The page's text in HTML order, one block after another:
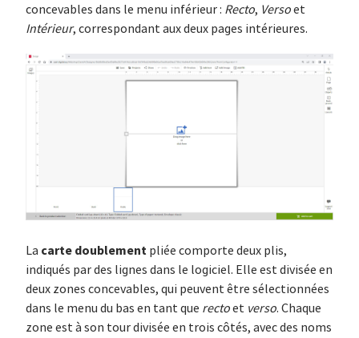
concevables dans le menu inférieur : Recto, Versoet
Intérieur, correspondant aux deux pages intérieures.
La carte doublement pliée comporte deux plis,
indiqués par des lignes dans le logiciel. Elle est divisée en
deux zones concevables, qui peuvent être sélectionnées
dans le menu du bas en tant que rectoet verso. Chaque
zone est à son tour divisée en trois côtés, avec des noms